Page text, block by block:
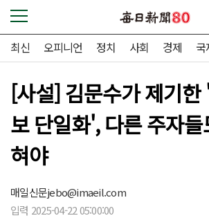
최신 오피니언 정치 사회 경제 국
[사설] 김문수가 제기
보 단일화', 다른 주자
혀야
매일신문jebo@imaeil.com
입력 2025-04-22 05:00:00